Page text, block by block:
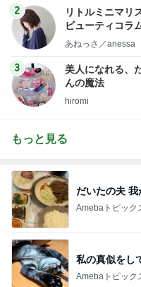
2
リトルミニマリ
ビューティコラ
little
あねっさ／anessa
3
美人になれる、
んの魔法
hiromi
もっと見る
だいたの夫
Amebaトピック
私の真似をし
Amebaトピック